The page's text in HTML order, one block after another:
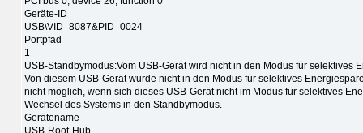
Geräte-ID
USB\VID_8087&PID_0024
Portpfad
1
USB-Standbymodus:Vom USB-Gerät wird nicht in den Modus für selektives
Von diesem USB-Gerät wurde nicht in den Modus für selektives
nicht möglich, wenn sich dieses USB-Gerät nicht im Modus für selektives
Wechsel des Systems in den Standbymodus.
Gerätename
USB-Root-Hub